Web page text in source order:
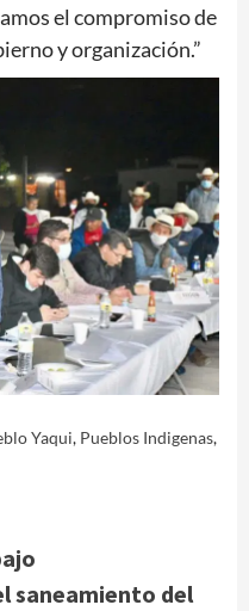
el compromiso de
y organización.”
Yaqui, Pueblos Indigenas,
saneamiento del